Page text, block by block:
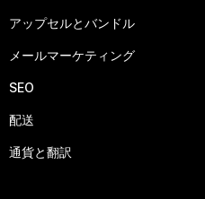
アップセルとバンドル
メールマーケティング
SEO
配送
通貨と翻訳